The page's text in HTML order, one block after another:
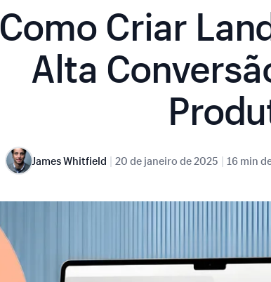
Como Criar
Alta
James Whitfield | 20 de janeiro de 2025 | 16 min